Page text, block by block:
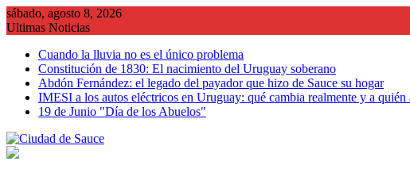
Saltar
al
sábado, agosto 8, 2026
Ultimas Noticias
Cuando la lluvia no es el único problema
Constitución de 1830: El nacimiento del Uruguay soberano
Abdón Fernández: el legado del payador que hizo de Sauce su hogar
IMESI a los autos eléctricos en Uruguay: qué cambia realmente y a quién
19 de Junio "Día de los Abuelos"